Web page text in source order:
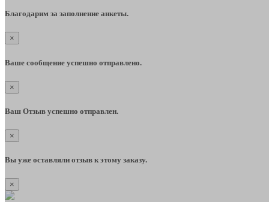
Благодарим за заполнение анкеты.
×
Ваше сообщение успешно отправлено.
×
Ваш Отзыв успешно отправлен.
×
Вы уже оставляли отзыв к этому заказу.
×